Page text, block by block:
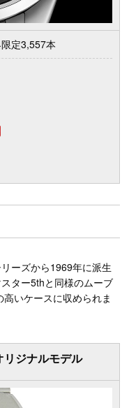
定3,557本
ーズから1969年に派生
ター5thと同様のムーブ
いケースに収められま
ジナルモデル